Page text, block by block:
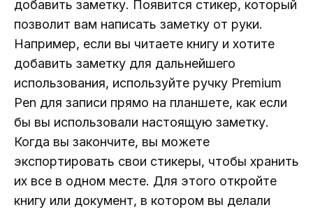
добавить заметку. Появится стикер, который
позволит вам написать заметку от руки.
Например, если вы читаете книгу и хотите
добавить заметку для дальнейшего
использования, используйте ручку Premium
Pen для записи прямо на планшете, как если
бы вы использовали настоящую заметку.
Когда вы закончите, вы можете
экспортировать свои стикеры, чтобы хранить
их все в одном месте. Для этого откройте
книгу или документ, в котором вы делали